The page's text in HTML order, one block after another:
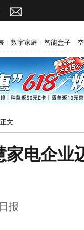
数字家庭 智能盒子
正文
家电企业
报